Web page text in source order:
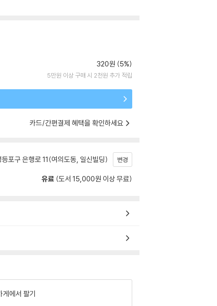
320원 (5%)
5만원 이상 구매 시 2천원 추가 적립
카드/간편결제 혜택을 확인하세요
포구 은행로 11(여의도동, 일신빌딩) 변경
유료 (도서 15,000원 이상 무료)
게에서 팔기